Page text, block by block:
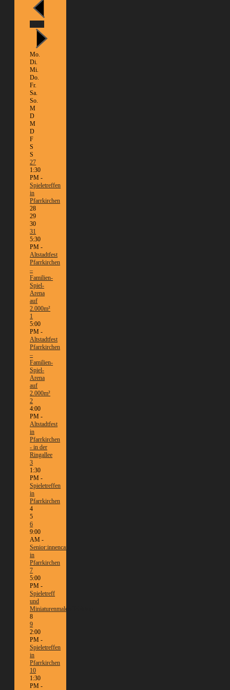
Mo.
Di.
Mi.
Do.
Fr.
Sa.
So.
M
D
M
D
F
S
S
27
1:30
PM -
Spieletreffen
in
Pfarrkirchen
28
29
30
31
5:30
PM -
Altstadtfest
Pfarrkirchen
–
Familien-
Spiel-
Arena
auf
2.000m²
1
5:00
PM -
Altstadtfest
Pfarrkirchen
–
Familien-
Spiel-
Arena
auf
2.000m²
2
4:00
PM -
Altstadtfest
in
Pfarrkirchen
- in der
Ringallee
3
1:30
PM -
Spieletreffen
in
Pfarrkirchen
4
5
6
9:00
AM -
Senior:innencafé
in
Pfarrkirchen
7
5:00
PM -
Spieletreff
und
Miniaturenmalen/Tabletop
8
9
2:00
PM -
Spieletreffen
in
Pfarrkirchen
10
1:30
PM -